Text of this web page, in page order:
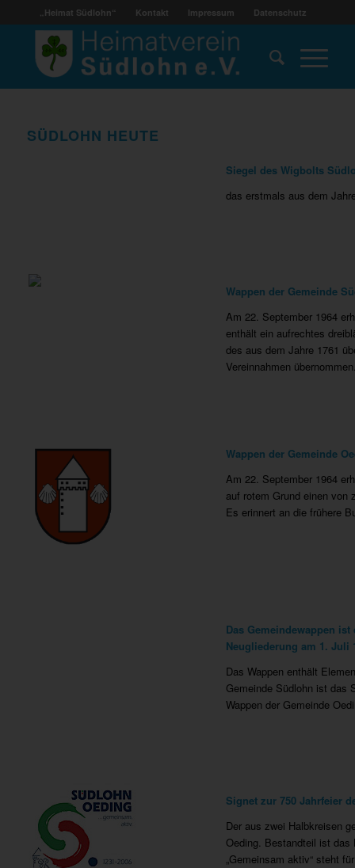
„Heimat Südlohn“ Kontakt Impressum Datenschutz
SÜDLOHN HEUTE
Siegel des Wigbolts
das erstmals aus dem
Wappen der Gemeinde
Am 22. September 1964
enthält ein aufrechtes
des aus dem Jahre 1761
Vereinnahmen
Wappen der Gemeinde
Am 22. September 1964
auf rotem Grund einen von
Es erinnert an die frühere
Das Gemeindewappen
Neugliederung am 1. Juli
Das Wappen enthält
Gemeinde Südlohn ist das
Wappen der Gemeinde
Signet zur 750 Jahrfeier
Der aus zwei Halbkreisen
Oeding. Bestandteil ist das
„Gemeinsam aktiv“ steht